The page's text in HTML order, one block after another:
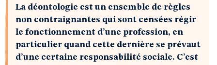
Boutique
La déontologie est un ensemble de règles
non contraignantes qui sont censées régir
le fonctionnement d’une profession, en
particulier quand cette dernière se prévaut
d’une certaine responsabilité sociale. C’est